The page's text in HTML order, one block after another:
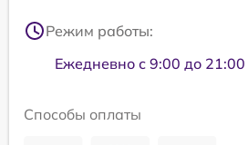
Режим работы:
Ежедневно с 9:00 до 21:00
Способы оплаты